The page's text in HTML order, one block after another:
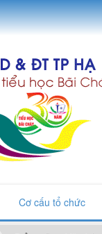
Cơ cấu tổ chức